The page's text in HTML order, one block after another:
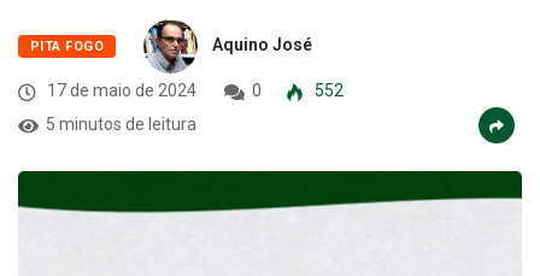
PITA FOGO Aquino José
17 de maio de 2024 0
552
5 minutos de leitura